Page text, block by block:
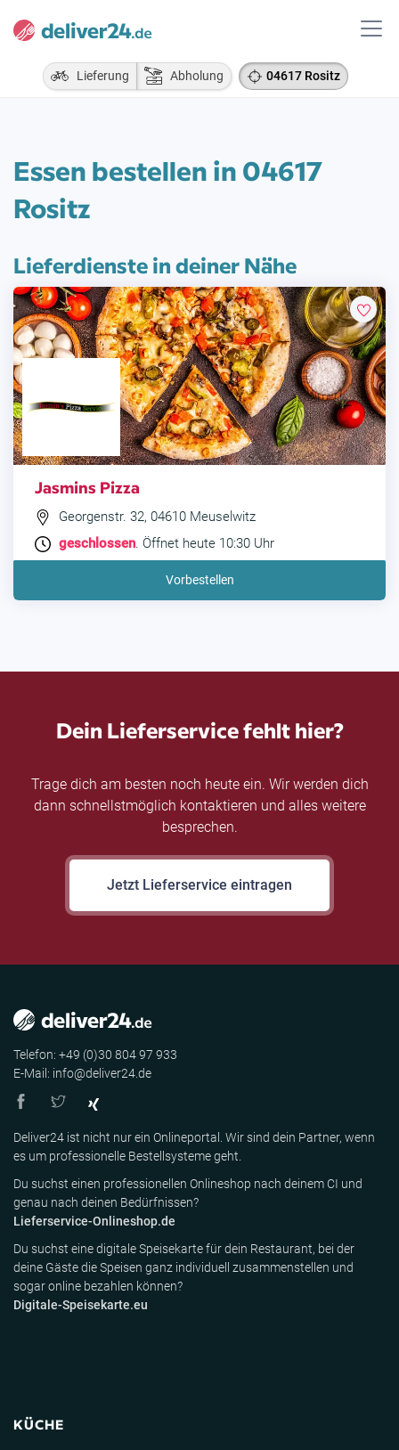
Lieferung Abholung 04617 Rositz
Essen bestellen in 04617
Rositz
Lieferdienste in deiner Nähe
Jasmins Pizza
Georgenstr. 32, 04610 Meuselwitz
geschlossen. Öffnet heute 10:30 Uhr
Vorbestellen
Dein Lieferservice fehlt hier?
Trage dich am besten noch heute ein. Wir werden dich
dann schnellstmöglich kontaktieren und alles weitere
besprechen.
Jetzt Lieferservice eintragen
Telefon: +49 (0)30 804 97 933
E-Mail: info@deliver24.de
Deliver24 ist nicht nur ein Onlineportal. Wir sind dein Partner, wenn
es um professionelle Bestellsysteme geht.
Du suchst einen professionellen Onlineshop nach deinem CI und
genau nach deinen Bedürfnissen?
Lieferservice-Onlineshop.de
Du suchst eine digitale Speisekarte für dein Restaurant, bei der
deine Gäste die Speisen ganz individuell zusammenstellen und
sogar online bezahlen können?
Digitale-Speisekarte.eu
KÜCHE